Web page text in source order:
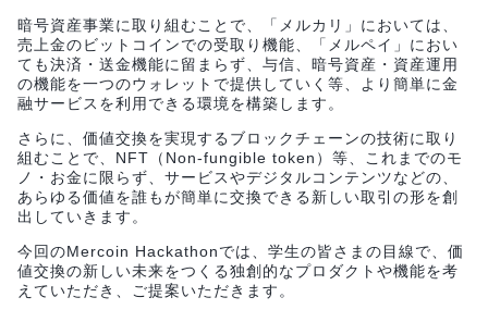
暗号資産事業に取り組むことで、「メルカリ」においては、
売上金のビットコインでの受取り機能、「メルペイ」におい
ても決済・送金機能に留まらず、与信、暗号資産・資産運用
の機能を一つのウォレットで提供していく等、より簡単に金
融サービスを利用できる環境を構築します。
さらに、価値交換を実現するブロックチェーンの技術に取り
組むことで、NFT（Non-fungible token）等、これまでのモ
ノ・お金に限らず、サービスやデジタルコンテンツなどの、
あらゆる価値を誰もが簡単に交換できる新しい取引の形を創
出していきます。
今回のMercoin Hackathonでは、学生の皆さまの目線で、価
値交換の新しい未来をつくる独創的なプロダクトや機能を考
えていただき、ご提案いただきます。